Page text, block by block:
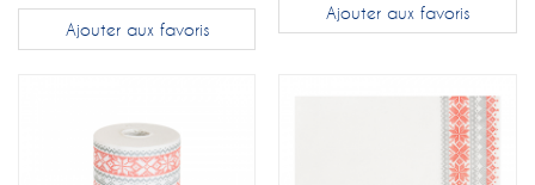
Ajouter aux favoris
Ajouter aux favoris